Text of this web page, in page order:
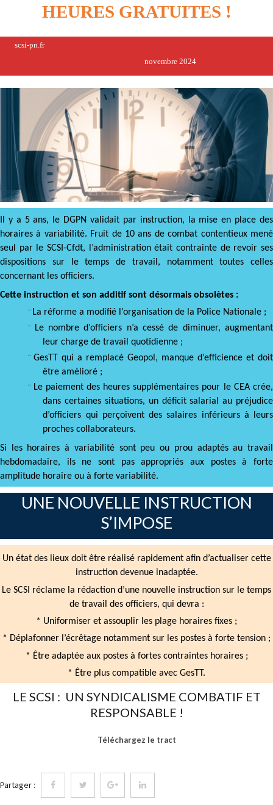
HEURES GRATUITES !
scsi-pn.fr
novembre 2024
Il y a 5 ans, le DGPN validait par instruction, la mise en place des
horaires à variabilité. Fruit de 10 ans de combat contentieux mené
seul par le SCSI-Cfdt, l’administration était contrainte de revoir ses
dispositions sur le temps de travail, notamment toutes celles
concernant les officiers.
Cette instruction et son additif sont désormais obsolètes :
¨ La réforme a modifié l’organisation de la Police Nationale ;
¨ Le nombre d’officiers n’a cessé de diminuer, augmentant
leur charge de travail quotidienne ;
¨ GesTT qui a remplacé Geopol, manque d’efficience et doit
être amélioré ;
¨ Le paiement des heures supplémentaires pour le CEA crée,
dans certaines situations, un déficit salarial au préjudice
d’officiers qui perçoivent des salaires inférieurs à leurs
proches collaborateurs.
Si les horaires à variabilité sont peu ou prou adaptés au travail
hebdomadaire, ils ne sont pas appropriés aux postes à forte
amplitude horaire ou à forte variabilité.
UNE NOUVELLE INSTRUCTION
S’IMPOSE
Un état des lieux doit être réalisé rapidement afin d’actualiser cette
instruction devenue inadaptée.
Le SCSI réclame la rédaction d’une nouvelle instruction sur le temps
de travail des officiers, qui devra :
* Uniformiser et assouplir les plage horaires fixes ;
* Déplafonner l’écrêtage notamment sur les postes à forte tension ;
* Être adaptée aux postes à fortes contraintes horaires ;
* Être plus compatible avec GesTT.
LE SCSI : UN SYNDICALISME COMBATIF ET
RESPONSABLE !
Téléchargez le tract
Partager :